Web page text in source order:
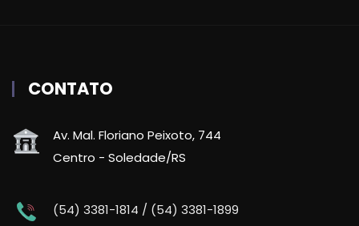
CONTATO
Av. Mal. Floriano Peixoto, 744
Centro - Soledade/RS
(54) 3381-1814 / (54) 3381-1899